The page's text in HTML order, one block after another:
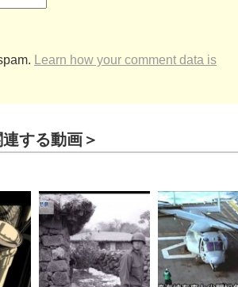
Learn how your comment data is
する動画＞